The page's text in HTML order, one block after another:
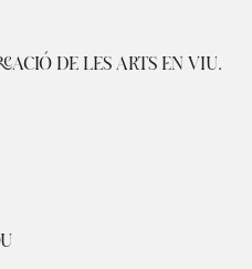
DE LES ARTS EN VIU.